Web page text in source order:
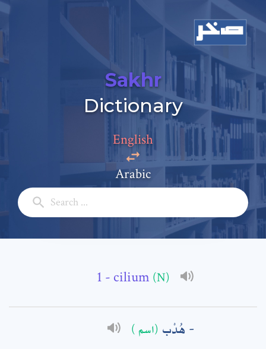
Sakhr
Dictionary
English
Arabic
- cilium (N)
هُدْب (اسم )
Add a comment
Email: *
Full Name: *
Subject: *
Comment: *